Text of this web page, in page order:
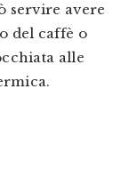
servire avere
del caffè o
alle